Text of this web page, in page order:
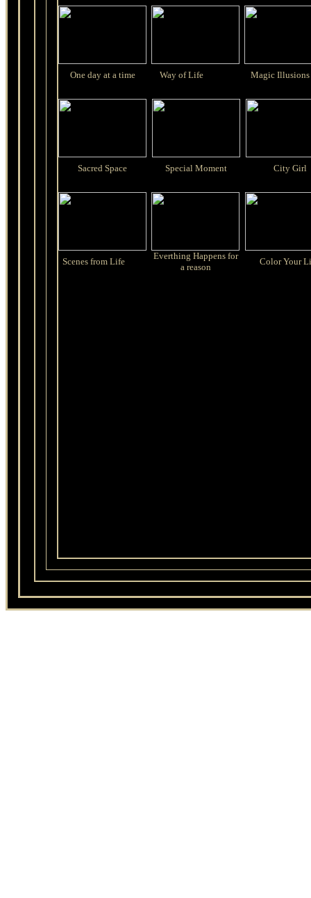
One day at a time Way of Life Magic Illusions
Sacred Space Special Moment City Girl
Scenes from Life
Everthing Happens for
a reason
Color Your